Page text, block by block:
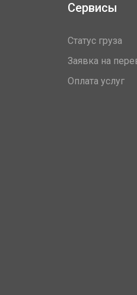
Сервисы
Статус груза
Заявка на
Оплата услуг